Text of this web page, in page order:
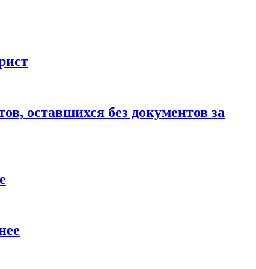
оставшихся без документов за